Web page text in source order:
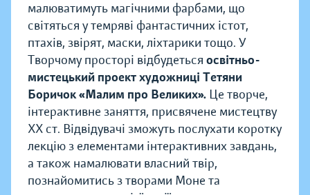
малюватимуть магічними фарбами, що
світяться у темряві фантастичних істот,
птахів, звірят, маски, ліхтарики тощо. У
Творчому просторі відбудеться освітньо-
мистецький проект художниці Тетяни
Боричок «Малим про Великих». Це творче,
інтерактивне заняття, присвячене мистецтву
ХХ ст. Відвідувачі зможуть послухати коротку
лекцію з елементами інтерактивних завдань,
а також намалювати власний твір,
познайомитись з творами Моне та